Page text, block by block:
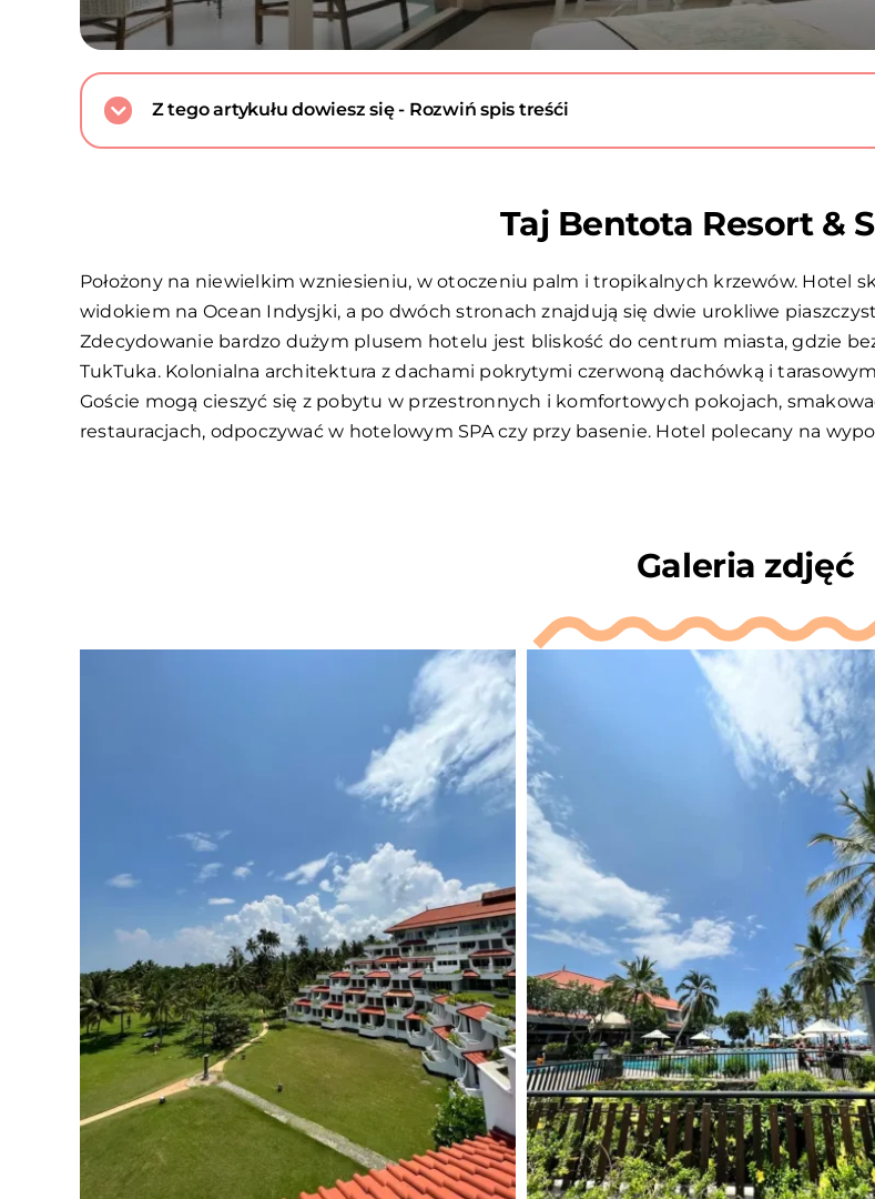
Z tego artykułu dowiesz się - Rozwiń spis treśći
Taj Bentota Resort &
Położony na niewielkim wzniesieniu, w otoczeniu palm i tropikalnych krzewów. Hotel
widokiem na Ocean Indysjki, a po dwóch stronach znajdują się dwie urokliwe
Zdecydowanie bardzo dużym plusem hotelu jest bliskość do centrum miasta, gdzie
TukTuka. Kolonialna architektura z dachami pokrytymi czerwoną dachówką i
Goście mogą cieszyć się z pobytu w przestronnych i komfortowych pokojach,
restauracjach, odpoczywać w hotelowym SPA czy przy basenie. Hotel polecany na
Galeria zdjęć